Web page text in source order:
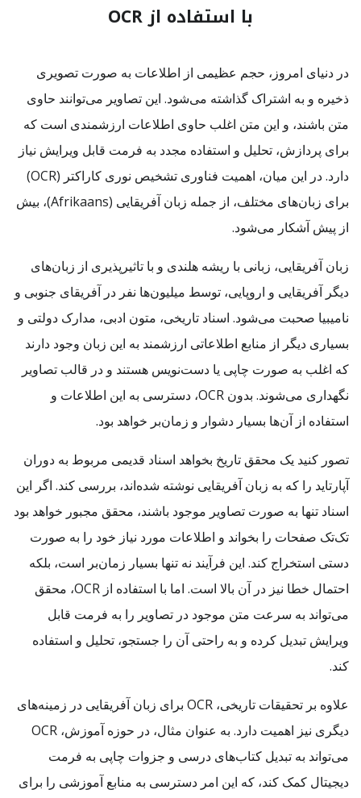
با استفاده از OCR
در دنیای امروز، حجم عظیمی از اطلاعات به صورت تصویری
ذخیره و به اشتراک گذاشته می‌شود. این تصاویر می‌توانند حاوی
متن باشند، و این متن اغلب حاوی اطلاعات ارزشمندی است که
برای پردازش، تحلیل و استفاده مجدد به فرمت قابل ویرایش نیاز
دارد. در این میان، اهمیت فناوری تشخیص نوری کاراکتر (OCR)
برای زبان‌های مختلف، از جمله زبان آفریقایی (Afrikaans)، بیش
از پیش آشکار می‌شود.
زبان آفریقایی، زبانی با ریشه هلندی و با تاثیرپذیری از زبان‌های
دیگر آفریقایی و اروپایی، توسط میلیون‌ها نفر در آفریقای جنوبی و
نامیبیا صحبت می‌شود. اسناد تاریخی، متون ادبی، مدارک دولتی و
بسیاری دیگر از منابع اطلاعاتی ارزشمند به این زبان وجود دارند
که اغلب به صورت چاپی یا دست‌نویس هستند و در قالب تصاویر
نگهداری می‌شوند. بدون OCR، دسترسی به این اطلاعات و
استفاده از آن‌ها بسیار دشوار و زمان‌بر خواهد بود.
تصور کنید یک محقق تاریخ بخواهد اسناد قدیمی مربوط به دوران
آپارتاید را که به زبان آفریقایی نوشته شده‌اند، بررسی کند. اگر این
اسناد تنها به صورت تصاویر موجود باشند، محقق مجبور خواهد بود
تک‌تک صفحات را بخواند و اطلاعات مورد نیاز خود را به صورت
دستی استخراج کند. این فرآیند نه تنها بسیار زمان‌بر است، بلکه
احتمال خطا نیز در آن بالا است. اما با استفاده از OCR، محقق
می‌تواند به سرعت متن موجود در تصاویر را به فرمت قابل
ویرایش تبدیل کرده و به راحتی آن را جستجو، تحلیل و استفاده
کند.
علاوه بر تحقیقات تاریخی، OCR برای زبان آفریقایی در زمینه‌های
دیگری نیز اهمیت دارد. به عنوان مثال، در حوزه آموزش، OCR
می‌تواند به تبدیل کتاب‌های درسی و جزوات چاپی به فرمت
دیجیتال کمک کند، که این امر دسترسی به منابع آموزشی را برای